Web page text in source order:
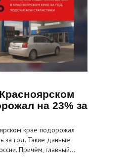
на 23% за
крае подорожал
за год. Такие данные
Причём, главный…